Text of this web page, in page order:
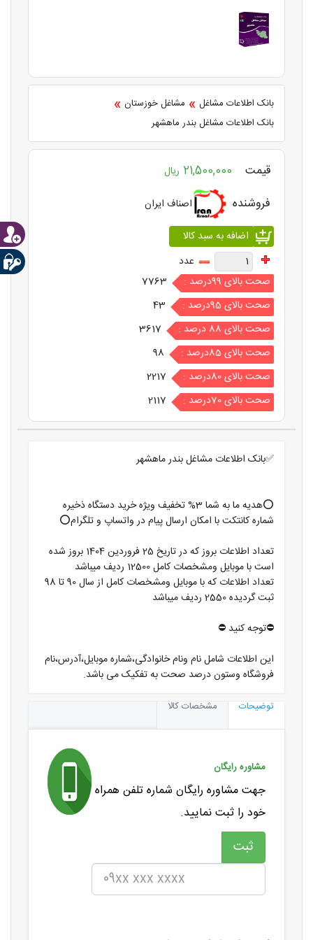
بانک اطلاعات مشاغل » مشاغل خوزستان »
بانک اطلاعات مشاغل بندر ماهشهر
قیمت 21,500,000 ریال
فروشنده اصناف ایران
عدد
صحت بالای 99درصد :
7763
صحت بالای 95درصد :
43
صحت بالای 88 درصد :
3617
صحت بالای 85درصد :
98
صحت بالای 80درصد :
2217
صحت بالای 70درصد :
2117
✅بانک اطلاعات مشاغل بندر ماهشهر
⭕️هدیه ما به شما 3% تخفیف ویژه خرید دستگاه ذخیره
شماره کانتکت با امکان ارسال پیام در واتساپ و تلگرام⭕️
تعداد اطلاعات بروز که در تاریخ 25 فروردین 1404 بروز شده
است با موبایل ومشخصات کامل 12500 ردیف میباشد
تعداد اطلاعات که با موبایل ومشخصات کامل از سال 90 تا 98
ثبت گردیده 2550 ردیف میباشد
⛔️توجه کنید ⛔️
این اطلاعات شامل نام ونام خانوادگی،شماره موبایل،آدرس،نام
فروشگاه وستون درصد صحت به تفکیک می باشد.
توضیحات مشخصات کالا
مشاوره رایگان
جهت مشاوره رایگان شماره تلفن همراه
خود را ثبت نمایید.